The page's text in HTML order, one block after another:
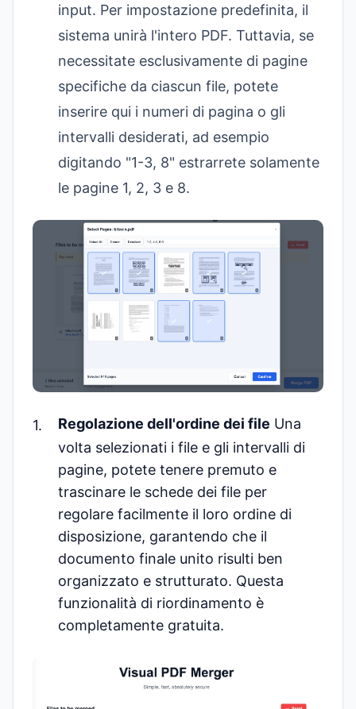
input. Per impostazione predefinita, il
sistema unirà l'intero PDF. Tuttavia, se
necessitate esclusivamente di pagine
specifiche da ciascun file, potete
inserire qui i numeri di pagina o gli
intervalli desiderati, ad esempio
digitando "1-3, 8" estrarrete solamente
le pagine 1, 2, 3 e 8.
Regolazione dell'ordine dei file Una
volta selezionati i file e gli intervalli di
pagine, potete tenere premuto e
trascinare le schede dei file per
regolare facilmente il loro ordine di
disposizione, garantendo che il
documento finale unito risulti ben
organizzato e strutturato. Questa
funzionalità di riordinamento è
completamente gratuita.